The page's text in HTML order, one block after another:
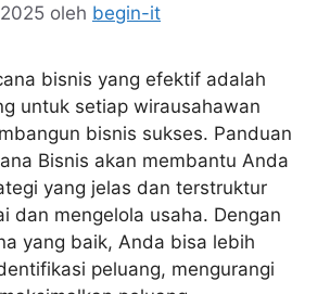
oleh begin-it
bisnis yang efektif adalah
untuk setiap wirausahawan
bisnis sukses. Panduan
Bisnis akan membantu Anda
yang jelas dan terstruktur
dan mengelola usaha. Dengan
yang baik, Anda bisa lebih
peluang, mengurangi